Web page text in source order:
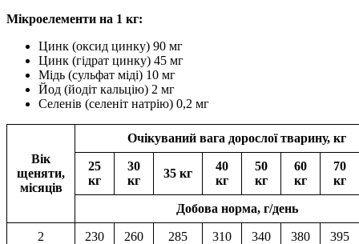
Мікроелементи на 1 кг:
Цинк (оксид цинку) 90 мг
Цинк (гідрат цинку) 45 мг
Мідь (сульфат міді) 10 мг
Йод (йодіт кальцію) 2 мг
Селенів (селеніт натрію) 0,2 мг
Вік
щеняти,
місяців
Очікуваний вага дорослої тварину, кг
25
кг
30
кг
35 кг
40
кг
50
кг
60
кг
70
кг
Добова норма, г/день
2 230 260 285 310 340 380 395